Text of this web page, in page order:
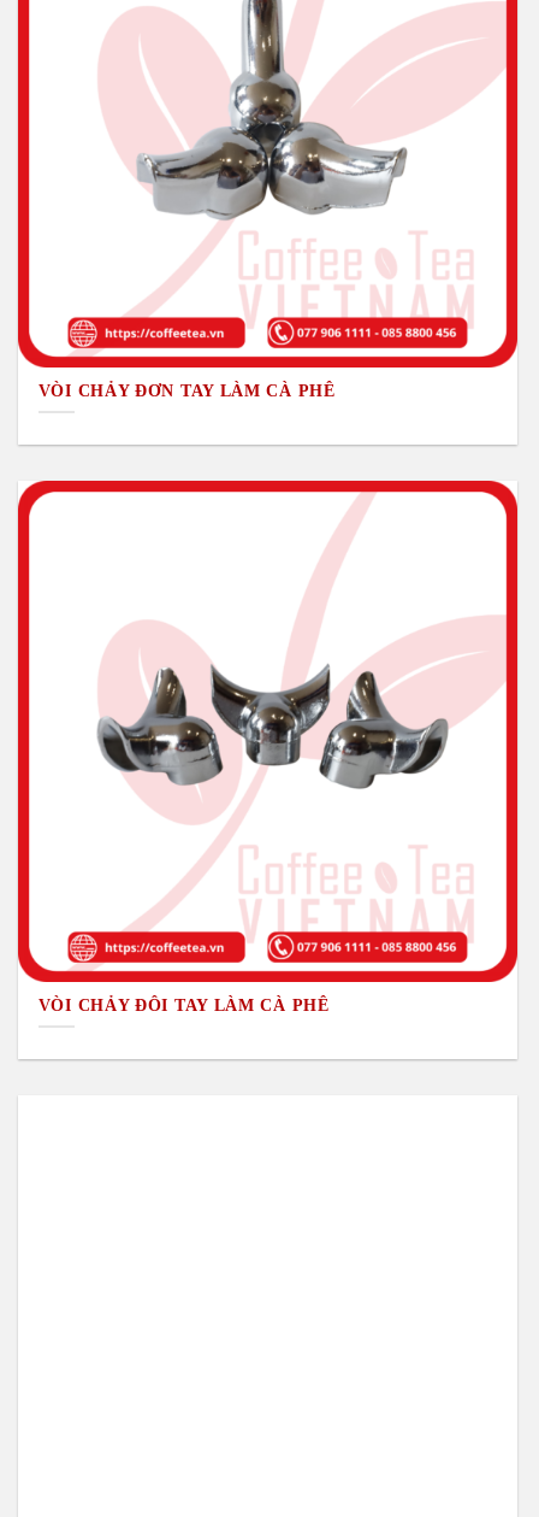
VÒI CHẢY ĐƠN TAY LÀM CÀ PHÊ
VÒI CHẢY ĐÔI TAY LÀM CÀ PHÊ